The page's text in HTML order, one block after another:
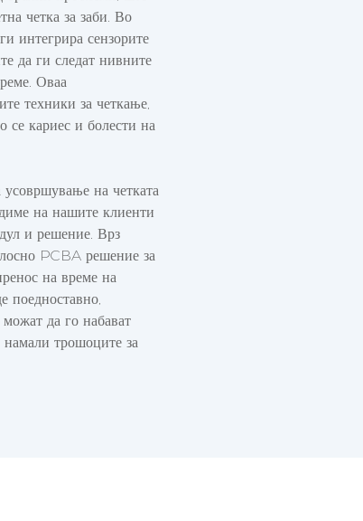
четка за заби. Во
интегрира сензорите
да ги следат нивните
Оваа
техники за четкање,
се кариес и болести на
на четката
на нашите клиенти
и решение. Врз
PCBA решение за
на време на
поедноставно,
да го набават
намали трошоците за